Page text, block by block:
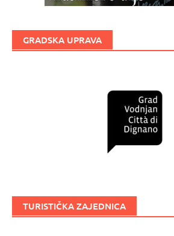
GRADSKA UPRAVA
TURISTIČKA ZAJEDNICA